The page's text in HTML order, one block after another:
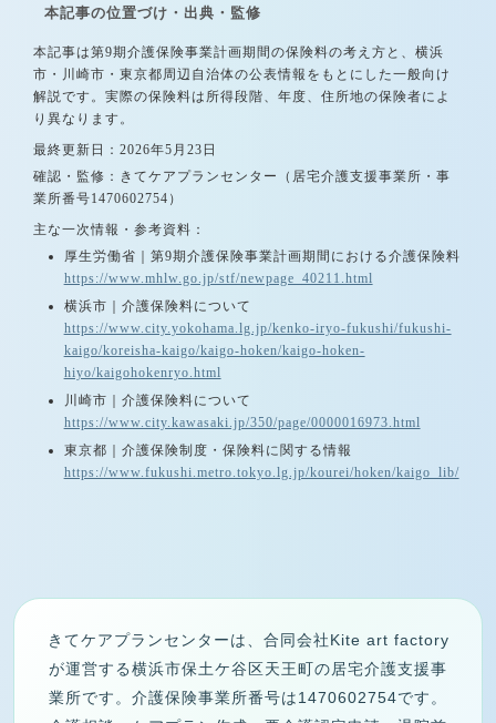
本記事の位置づけ・出典・監修
本記事は第9期介護保険事業計画期間の保険料の考え方と、横浜
市・川崎市・東京都周辺自治体の公表情報をもとにした一般向け
解説です。実際の保険料は所得段階、年度、住所地の保険者によ
り異なります。
最終更新日：2026年5月23日
確認・監修：きてケアプランセンター（居宅介護支援事業所・事
業所番号1470602754）
主な一次情報・参考資料：
厚生労働省｜第9期介護保険事業計画期間における介護保険料
https://www.mhlw.go.jp/stf/newpage_40211.html
横浜市｜介護保険料について
https://www.city.yokohama.lg.jp/kenko-iryo-fukushi/fukushi-
kaigo/koreisha-kaigo/kaigo-hoken/kaigo-hoken-
hiyo/kaigohokenryo.html
川崎市｜介護保険料について
https://www.city.kawasaki.jp/350/page/0000016973.html
東京都｜介護保険制度・保険料に関する情報
https://www.fukushi.metro.tokyo.lg.jp/kourei/hoken/kaigo_lib/
きてケアプランセンターは、合同会社Kite art factory
が運営する横浜市保土ケ谷区天王町の居宅介護支援事
業所です。介護保険事業所番号は1470602754です。